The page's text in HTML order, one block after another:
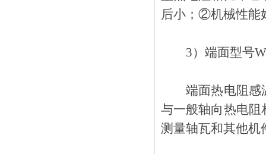
后小；②机械性能好
3）端面型号
端面热电阻感温
与一般轴向热电阻
测量轴瓦和其他机